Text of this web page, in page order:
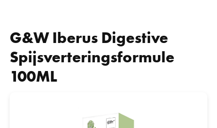
G&W Iberus Digestive
Spijsverteringsformule
100ML